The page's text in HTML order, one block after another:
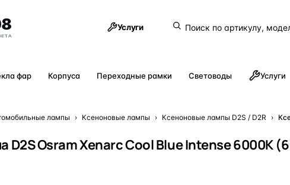
Услуги
фар Корпуса Переходные рамки Световоды Услуги
лампы › Ксеноновые лампы › Ксеноновые лампы D2S / D2R ›
D2S Osram Xenarc Cool Blue Intense 6000K